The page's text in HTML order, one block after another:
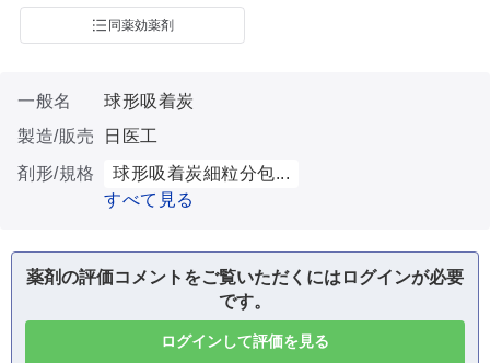
同薬効薬剤
一般名
球形吸着炭
製造/販売
日医工
剤形/規格
球形吸着炭細粒分包...
すべて見る
薬剤の評価コメントをご覧いただくにはログインが必要
です。
ログインして評価を見る